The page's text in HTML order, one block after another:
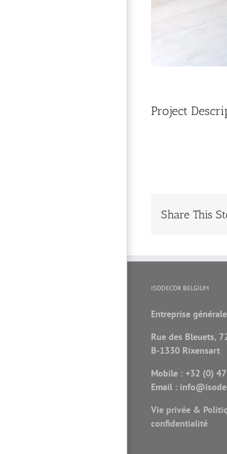
Project
Share This
ISODECOR BELGIUM
Entreprise
Rue des Bleuets,
B-1330 Rixensart
Mobile :+32 (0)
Email :
Vie privée &
confidentialité